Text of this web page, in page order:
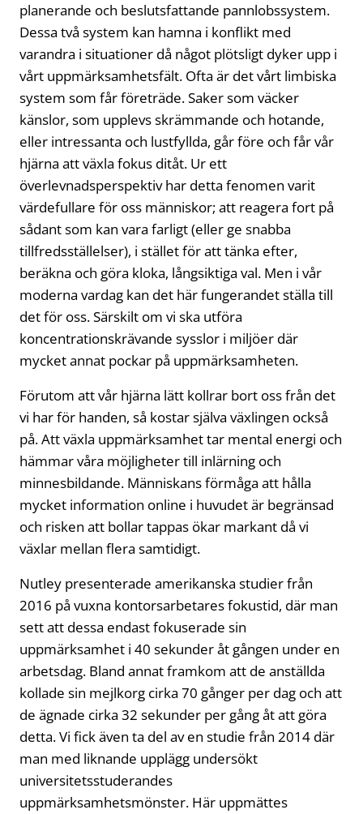
planerande och beslutsfattande pannlobssystem.
Dessa två system kan hamna i konflikt med
varandra i situationer då något plötsligt dyker upp i
vårt uppmärksamhetsfält. Ofta är det vårt limbiska
system som får företräde. Saker som väcker
känslor, som upplevs skrämmande och hotande,
eller intressanta och lustfyllda, går före och får vår
hjärna att växla fokus ditåt. Ur ett
överlevnadsperspektiv har detta fenomen varit
värdefullare för oss människor; att reagera fort på
sådant som kan vara farligt (eller ge snabba
tillfredsställelser), i stället för att tänka efter,
beräkna och göra kloka, långsiktiga val. Men i vår
moderna vardag kan det här fungerandet ställa till
det för oss. Särskilt om vi ska utföra
koncentrationskrävande sysslor i miljöer där
mycket annat pockar på uppmärksamheten.
Förutom att vår hjärna lätt kollrar bort oss från det
vi har för handen, så kostar själva växlingen också
på. Att växla uppmärksamhet tar mental energi och
hämmar våra möjligheter till inlärning och
minnesbildande. Människans förmåga att hålla
mycket information online i huvudet är begränsad
och risken att bollar tappas ökar markant då vi
växlar mellan flera samtidigt.
Nutley presenterade amerikanska studier från
2016 på vuxna kontorsarbetares fokustid, där man
sett att dessa endast fokuserade sin
uppmärksamhet i 40 sekunder åt gången under en
arbetsdag. Bland annat framkom att de anställda
kollade sin mejlkorg cirka 70 gånger per dag och att
de ägnade cirka 32 sekunder per gång åt att göra
detta. Vi fick även ta del av en studie från 2014 där
man med liknande upplägg undersökt
universitetsstuderandes
uppmärksamhetsmönster. Här uppmättes